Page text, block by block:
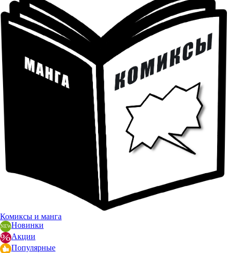
Комиксы и манга
Новинки
Акции
Популярные